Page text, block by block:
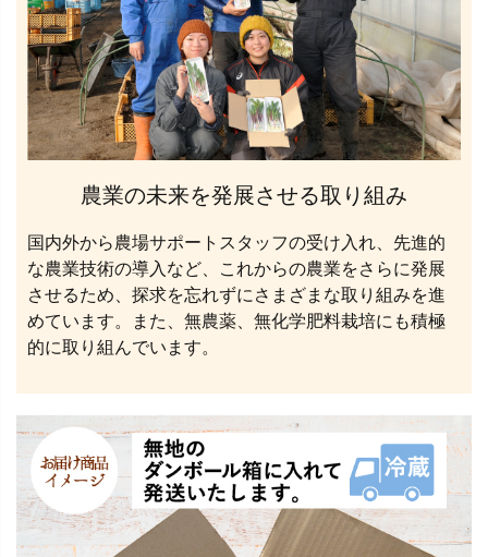
農業の未来を発展させる取り組み
国内外から農場サポートスタッフの受け入れ、先進的
な農業技術の導入など、これからの農業をさらに発展
させるため、探求を忘れずにさまざまな取り組みを進
めています。また、無農薬、無化学肥料栽培にも積極
的に取り組んでいます。